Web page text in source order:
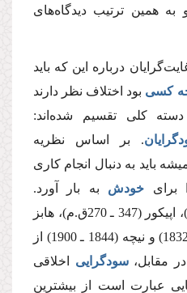
به همین ترتیب دیدگاه‌های
درباره این كه باید
كسی بود اختلاف نظر دارند
كلی تقسیم شده‌اند:
. بر اساس نظریه
باید به دنبال انجام كاری
برای خودش به بار آورد.
آریستیپوس (435 ـ 350 ق.م)، اپیكور ‌(347 ـ 270ق.م)، هابز
(1588 ـ 1679) بنتام(1748 ـ 1832) و نیچه (1844 ـ 1900) از
مقابل،سود‌گرایی اخلاقی
عبارت است از بیشترین